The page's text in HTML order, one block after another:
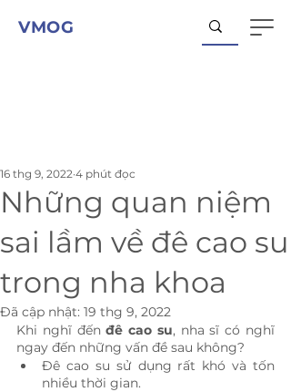
VMOG
Những quan niệm
sai lầm về đê cao su
trong nha khoa
16 thg 9, 2022 4 phút đọc
Đã cập nhật: 19 thg 9, 2022
Khi nghĩ đến đê cao su, nha sĩ có nghĩ
ngay đến những vấn đề sau không?
Đê cao su sử dụng rất khó và tốn
nhiều thời gian.